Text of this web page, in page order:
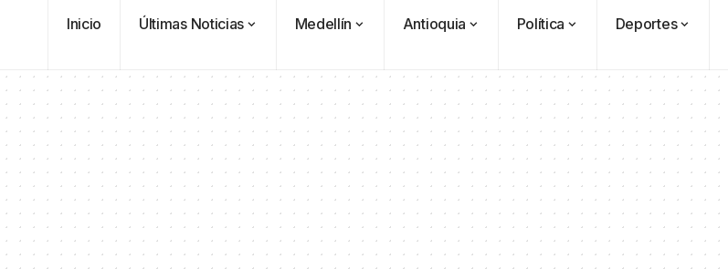
Inicio Últimas Noticias Medellín Antioquia Política Deportes